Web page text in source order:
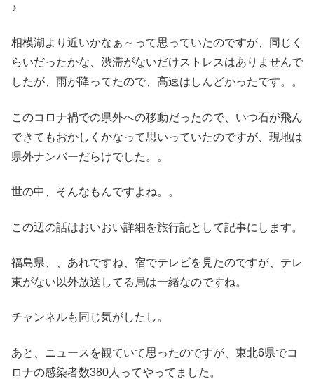
♪
相模湖より近いかなぁ～って思っていたのですが、同じく
らいだったかな、渋滞がないだけストレスはありませんで
したが、雨が降ってたので、高速はしんどかったです。。
このコロナ禍での県外への移動だったので、いつ石が飛ん
できてもおかしくかなって思いっていたのですが、現地は
県外ナンバーだらけでした。。
世の中、そんなもんですよね。。
この辺の話はおいおい詳細を旅行記として記事にします。
福島県、、あれですね、宿でテレビを見たのですが、テレ
東がない以外放送してる局は一緒なのですね。
チャンネルも同じ気がしたし。
あと、ニュースを観ていて思ったのですが、東北6県でコ
ロナの感染者数380人ってやってました。